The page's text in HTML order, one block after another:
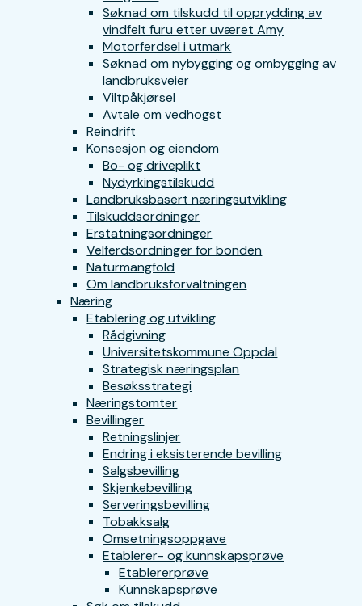
Søknad om tilskudd til opprydding av
vindfelt furu etter uværet Amy
Motorferdsel i utmark
Søknad om nybygging og ombygging av
landbruksveier
Viltpåkjørsel
Avtale om vedhogst
Reindrift
Konsesjon og eiendom
Bo- og driveplikt
Nydyrkingstilskudd
Landbruksbasert næringsutvikling
Tilskuddsordninger
Erstatningsordninger
Velferdsordninger for bonden
Naturmangfold
Om landbruksforvaltningen
Næring
Etablering og utvikling
Rådgivning
Universitetskommune Oppdal
Strategisk næringsplan
Besøksstrategi
Næringstomter
Bevillinger
Retningslinjer
Endring i eksisterende bevilling
Salgsbevilling
Skjenkebevilling
Serveringsbevilling
Tobakksalg
Omsetningsoppgave
Etablerer- og kunnskapsprøve
Etablererprøve
Kunnskapsprøve